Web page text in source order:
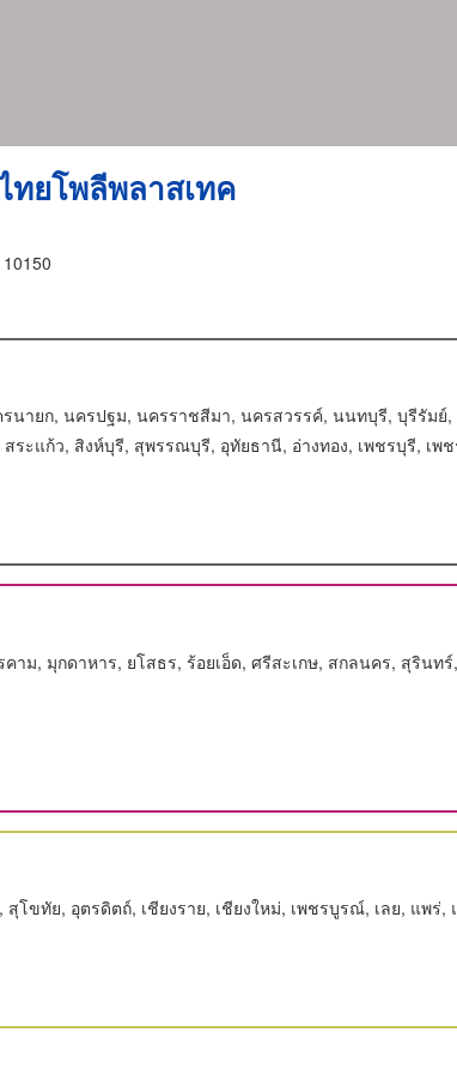
ยโพลีพลาสเทค
นายก, นครปฐม, นครราชสีมา, นครสวรรค์, นนทบุรี, บุรีรัม
ระแก้ว, สิงห์บุรี, สุพรรณบุรี, อุทัยธานี, อ่างทอง, เพชรบุรี, เพ
, มุกดาหาร, ยโสธร, ร้อยเอ็ด, ศรีสะเกษ, สกลนคร, สุรินท
ขทัย, อุตรดิตถ์, เชียงราย, เชียงใหม่, เพชรบูรณ์, เลย, แพร่,